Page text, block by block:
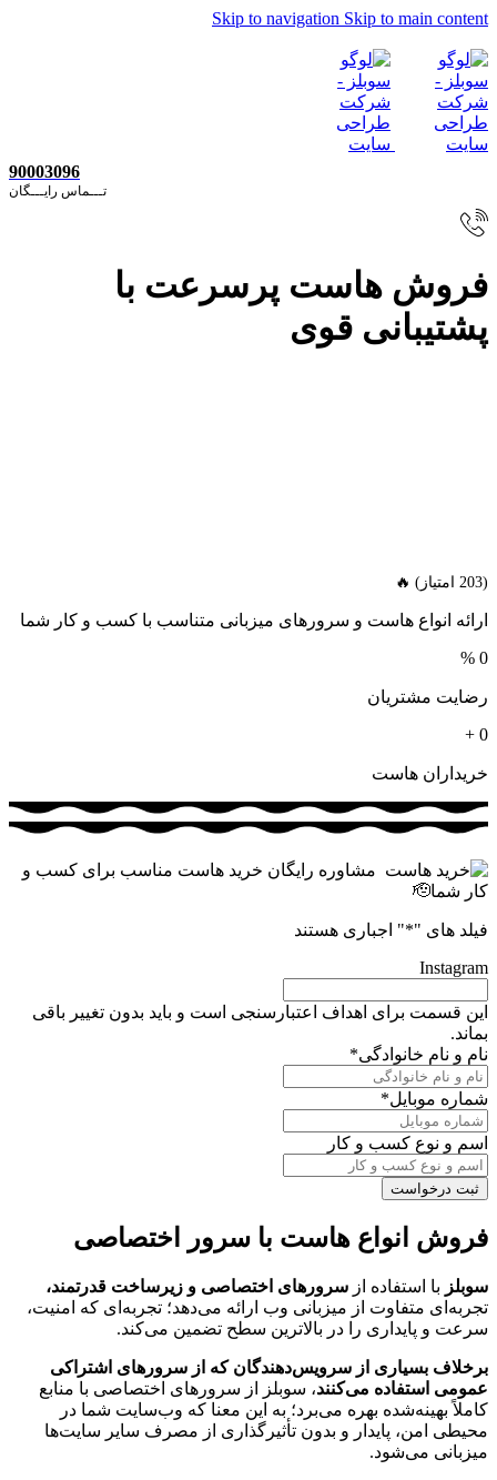
Skip to navigation Skip to main content
90003096
تـــماس رایـــگان
فروش هاست پرسرعت با
پشتیبانی قوی
(203 امتیاز) 🔥
ارائه انواع هاست و سرورهای میزبانی متناسب با کسب و کار شما
0
%
رضایت مشتریان
0
+
خریداران هاست
مشاوره رایگان خرید هاست مناسب برای کسب و
کار شما🫡
فیلد های "*" اجباری هستند
Instagram
این قسمت برای اهداف اعتبارسنجی است و باید بدون تغییر باقی
بماند.
نام و نام خانوادگی*
شماره موبایل*
اسم و نوع کسب و کار
فروش انواع هاست با سرور اختصاصی
سوبلز با استفاده از سرورهای اختصاصی و زیرساخت قدرتمند،
تجربه‌ای متفاوت از میزبانی وب ارائه می‌دهد؛ تجربه‌ای که امنیت،
سرعت و پایداری را در بالاترین سطح تضمین می‌کند.
برخلاف بسیاری از سرویس‌دهندگان که از سرورهای اشتراکی
عمومی استفاده می‌کنند، سوبلز از سرورهای اختصاصی با منابع
کاملاً بهینه‌شده بهره می‌برد؛ به این معنا که وب‌سایت شما در
محیطی امن، پایدار و بدون تأثیرگذاری از مصرف سایر سایت‌ها
میزبانی می‌شود.